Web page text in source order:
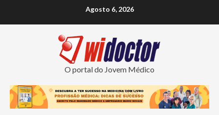
Agosto 6, 2026
O portal do Jovem Médico